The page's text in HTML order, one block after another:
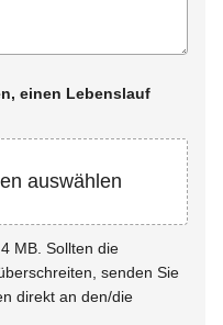
einen Lebenslauf
auswählen
MB. Sollten die
senden Sie
direkt an den/die